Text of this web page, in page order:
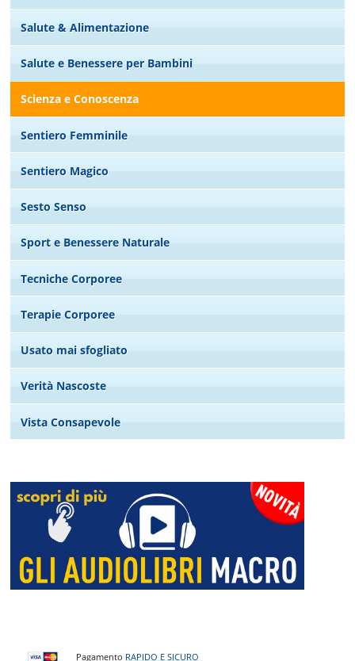
Salute & Alimentazione
Salute e Benessere per Bambini
Scienza e Conoscenza
Sentiero Femminile
Sentiero Magico
Sesto Senso
Sport e Benessere Naturale
Tecniche Corporee
Terapie Corporee
Usato mai sfogliato
Verità Nascoste
Vista Consapevole
Pagamento RAPIDO E SICURO